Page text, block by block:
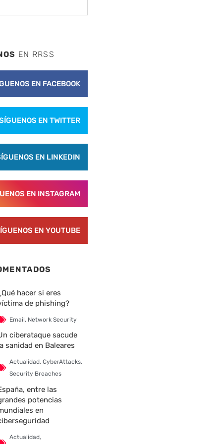
EN RRSS
EN FACEBOOK
EN TWITTER
EN LINKEDIN
EN INSTAGRAM
EN YOUTUBE
hacer si eres
de phishing?
Email, Network Security
ciberataque sacude
sanidad en Baleares
Actualidad, CyberAttacks,
Security Breaches
entre las
potencias
en
Actualidad,